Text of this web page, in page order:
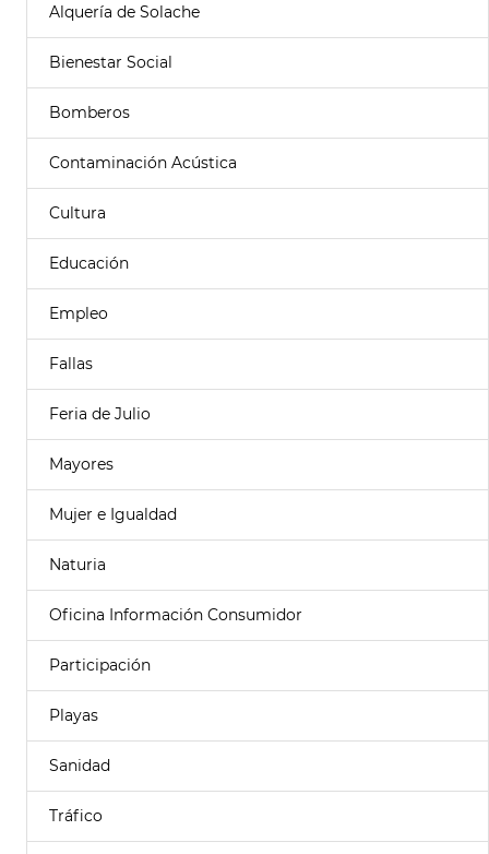
Alquería de Solache
Bienestar Social
Bomberos
Contaminación Acústica
Cultura
Educación
Empleo
Fallas
Feria de Julio
Mayores
Mujer e Igualdad
Naturia
Oficina Información Consumidor
Participación
Playas
Sanidad
Tráfico